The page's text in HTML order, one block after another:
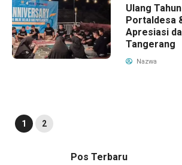
Ulang
Portaldesa
Apresiasi
Tangerang
Nazwa
1 2
Pos Terbaru